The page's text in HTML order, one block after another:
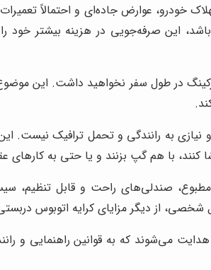
خودرو، عوارض جاده‌ای و احتمالاً
این صرفه‌جویی در هزینه بیشتر
در طول سفر نخواهید داشت. این
به رانندگی و تحمل ترافیک نیست.
با هم گپ بزنند و یا حتی به کارهای
مطبوع، صندلی‌های راحت و قابل
از دیگر مزایای کرایه اتوبوس
می‌شوند که به قوانین راهنمایی و